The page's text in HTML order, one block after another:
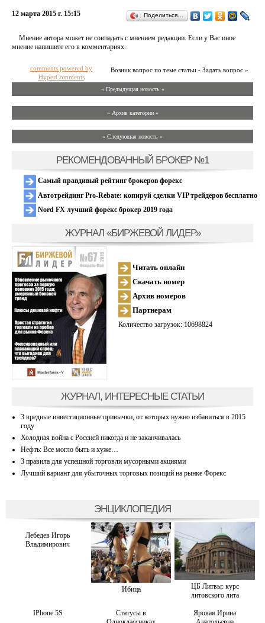
12 марта 2015 г. 15:15 Поделиться…
Мнение автора может не совпадать с мнением редакции. Если у Вас иное
мнение напишите его в комментариях.
Возник вопрос по теме статьи - Задать вопрос »
comments powered by
HyperComments
« Предыдущая новость «
» Архив категории «
» Следующая новость »
РЕКОМЕНДОВАННЫЙ БРОКЕР №1
Самый правдивый рейтинг брокеров форекс
Автотрейдинг Pro-Rebate: копируй сделки VIP трейдеров бесплатно
Nord FX лучший форекс брокер 2019 года
ЖУРНАЛ «БИРЖЕВОЙ ЛИДЕР»
Читать онлайн
Скачать номер
Архив номеров
Партнерам
Количество загрузок: 10698824
ЖУРНАЛ, ИНТЕРЕСНЫЕ СТАТЬИ
3 вредные инвестиционные привычки, от которых нужно избавиться в 2015
году
Холодная война с Россией никогда и не заканчивалась
Нефть: Все могло быть и хуже…
3 правила для успешной торговли мусорными акциями
Лучший вариант для убыточных торговых позиций на рынке Форекс
ЭНЦИКЛОПЕДИЯ
Лебедев Игорь
Владимирович
Ибица
ЦБ Литвы: курс
литовского лита
IPhone 5S
Статусы в
Яровая Ирина